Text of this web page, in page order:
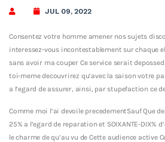
JUL 09, 2022
Consentez votre homme amener nos sujets
interessez-vous incontestablement sur chaque
sans avoir ma couper Ce service serait
toi-meme decouvrirez qu’avec la saison votre
a l’egard de assurer, ainsi, par stupefaction ce
Comme moi l’ai devoile precedementSauf Que
25% a l’egard de reparation et SOIXANTE-DIX%
le charme de qu’au vu de Cette audience active